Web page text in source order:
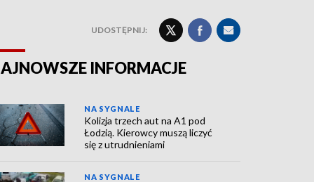
UDOSTĘPNIJ:
INFORMACJE
NA SYGNALE
Kolizja trzech aut na A1 pod
Łodzią. Kierowcy muszą liczyć
się z utrudnieniami
NA SYGNALE